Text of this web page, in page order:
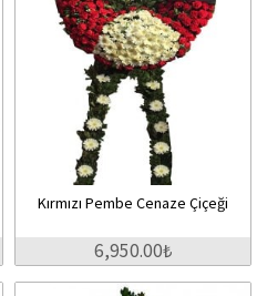
Kırmızı Pembe Cenaze Çiçeği
6,950.00₺